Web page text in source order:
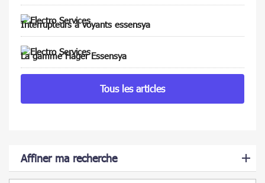
Interrupteurs à voyants essensya
La gamme Hager Essensya
Tous les articles
Affiner ma recherche